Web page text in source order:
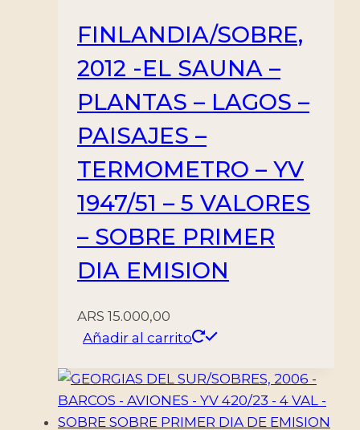
FINLANDIA/SOBRE,
2012 -EL SAUNA –
PLANTAS – LAGOS –
PAISAJES –
TERMOMETRO – YV
1947/51 – 5 VALORES
– SOBRE PRIMER
DIA EMISION
ARS 15.000,00
Añadir al carrito